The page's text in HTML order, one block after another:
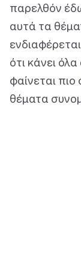
παρελθόν
αυτά τα
ότι κάνει
φαίνεται
θέματα